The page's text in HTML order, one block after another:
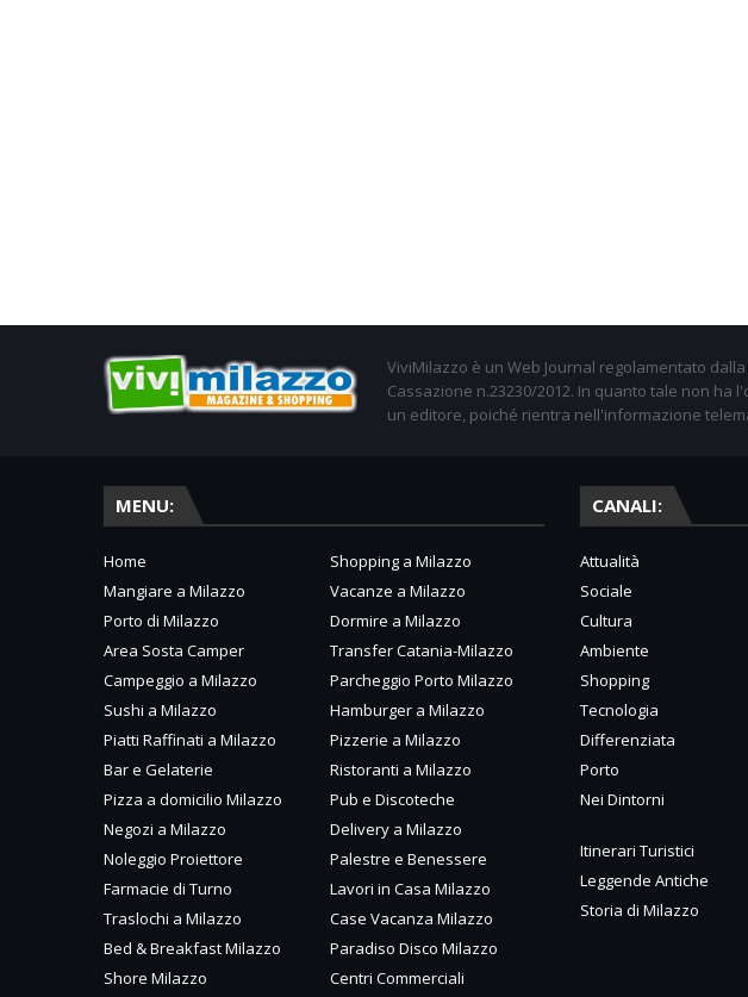
ViviMilazzo è un Web Journal regolamentato
Cassazione n.23230/2012. In quanto tale non
un editore, poiché rientra nell'informazione
MENU:
Home
Shopping a Milazzo
Mangiare a Milazzo
Vacanze a Milazzo
Porto di Milazzo
Dormire a Milazzo
Area Sosta Camper
Transfer Catania-Milazzo
Campeggio a Milazzo
Parcheggio Porto Milazzo
Sushi a Milazzo
Hamburger a Milazzo
Piatti Raffinati a Milazzo
Pizzerie a Milazzo
Bar e Gelaterie
Ristoranti a Milazzo
Pizza a domicilio Milazzo
Pub e Discoteche
Negozi a Milazzo
Delivery a Milazzo
Noleggio Proiettore
Palestre e Benessere
Farmacie di Turno
Lavori in Casa Milazzo
Traslochi a Milazzo
Case Vacanza Milazzo
Bed & Breakfast Milazzo
Paradiso Disco Milazzo
Shore Milazzo
Centri Commerciali
CANALI:
Attualità
Sociale
Cultura
Ambiente
Shopping
Tecnologia
Differenziata
Porto
Nei Dintorni
Itinerari Turistici
Leggende Antiche
Storia di Milazzo